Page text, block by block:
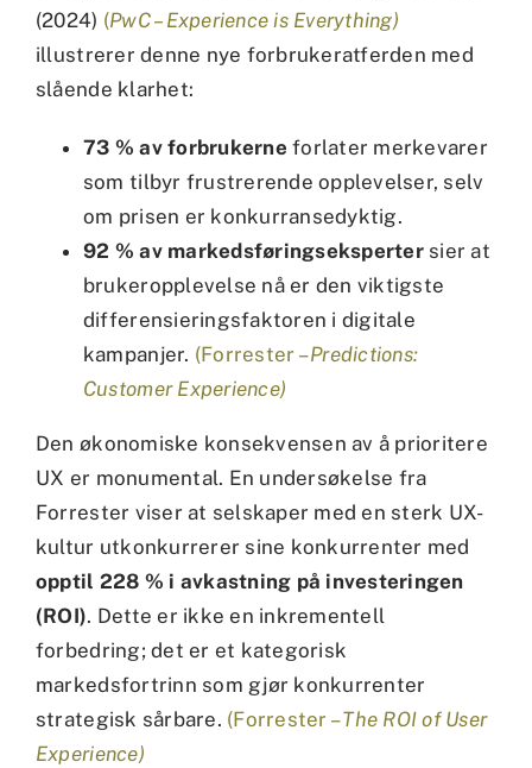
(2024) (PwC – Experience is Everything)
illustrerer denne nye forbrukeratferden med
slående klarhet:
73 % av forbrukerne forlater merkevarer
som tilbyr frustrerende opplevelser, selv
om prisen er konkurransedyktig.
92 % av markedsføringsekspertersier at
brukeropplevelse nå er den viktigste
differensieringsfaktoren i digitale
kampanjer. (Forrester –Predictions:
Customer Experience)
Den økonomiske konsekvensen av å prioritere
UX er monumental. En undersøkelse fra
Forrester viser at selskaper med en sterk UX-
kultur utkonkurrerer sine konkurrenter med
opptil 228 % i avkastning på investeringen
(ROI). Dette er ikke en inkrementell
forbedring; det er et kategorisk
markedsfortrinn som gjør konkurrenter
strategisk sårbare. (Forrester –The ROI of User
Experience)